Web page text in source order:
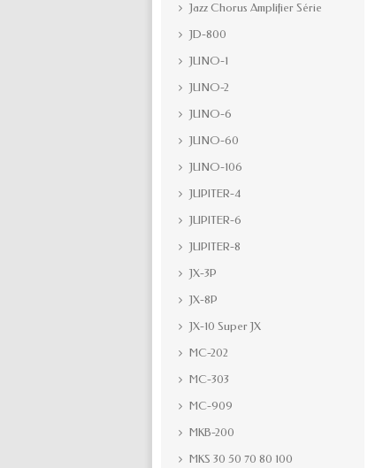
Jazz Chorus Amplifier Série
JD-800
JUNO-1
JUNO-2
JUNO-6
JUNO-60
JUNO-106
JUPITER-4
JUPITER-6
JUPITER-8
JX-3P
JX-8P
JX-10 Super JX
MC-202
MC-303
MC-909
MKB-200
MKS 30 50 70 80 100